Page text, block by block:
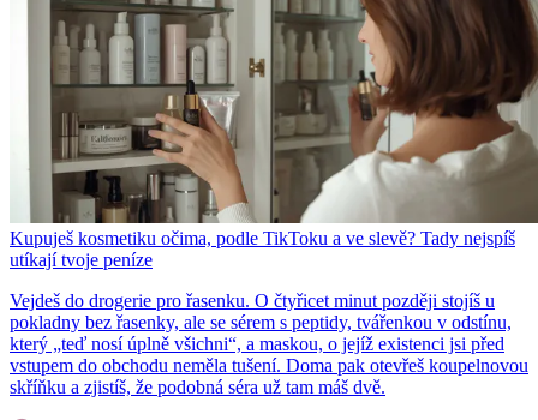
Kupuješ kosmetiku očima, podle TikToku a ve slevě? Tady nejspíš
utíkají tvoje peníze
Vejdeš do drogerie pro řasenku. O čtyřicet minut později stojíš u
pokladny bez řasenky, ale se sérem s peptidy, tvářenkou v odstínu,
který „teď nosí úplně všichni“, a maskou, o jejíž existenci jsi před
vstupem do obchodu neměla tušení. Doma pak otevřeš koupelnovou
skříňku a zjistíš, že podobná séra už tam máš dvě.